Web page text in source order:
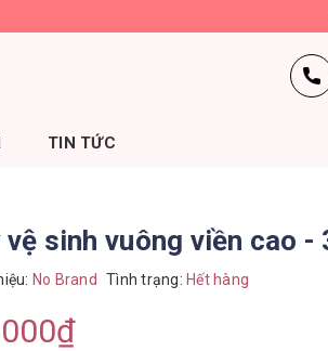
TIN TỨC
vệ sinh vuông viền cao -
No Brand Tình trạng: Hết hàng